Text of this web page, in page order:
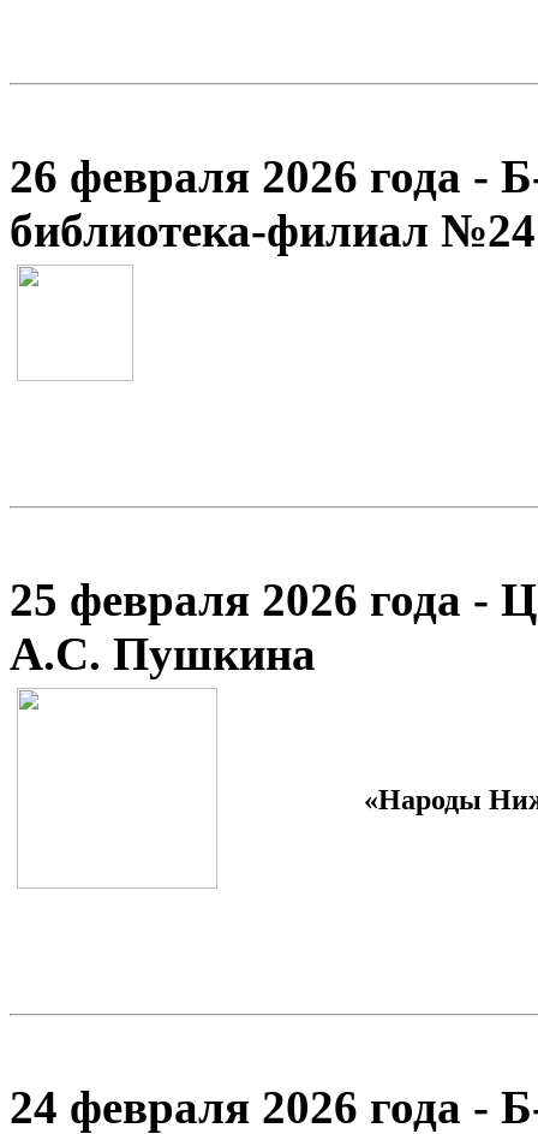
26 февраля 2026 года -
библиотека-филиал №24
25 февраля 2026 года -
А.С. Пушкина
«Народы
24 февраля 2026 года -